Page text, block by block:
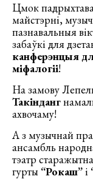
Цмок
майстэрні,
пазнавальныя
забаўкі для
канферэнцыя
міфалогіі!
На замову
Такінданг
ахвочаму!
А з музычнай
ансамбль
тэатр
гурты “Рокаш”і